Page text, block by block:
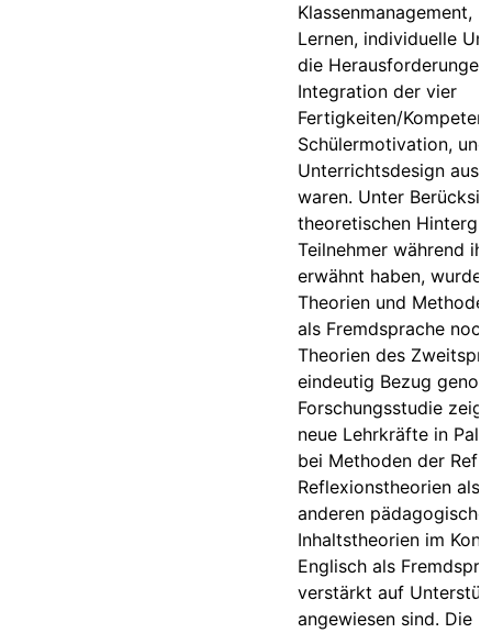
Klassenmanagement,
Lernen, individuelle
die
Integration der vier
Fertigkeiten/
Schülermotivation,
Unterrichtsdesign
waren. Unter
theoretischen
Teilnehmer während
erwähnt haben, wurde
Theorien und
als Fremdsprache
Theorien des
eindeutig Bezug
Forschungsstudie
neue Lehrkräfte in
bei Methoden der
Reflexionstheorien als
anderen
Inhaltstheorien im
Englisch als
verstärkt auf
angewiesen sind. Die